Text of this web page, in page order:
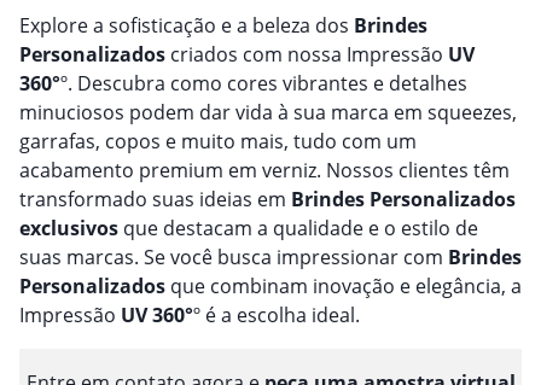
Explore a sofisticação e a beleza dos Brindes
Personalizados criados com nossa Impressão UV
360°º. Descubra como cores vibrantes e detalhes
minuciosos podem dar vida à sua marca em squeezes,
garrafas, copos e muito mais, tudo com um
acabamento premium em verniz. Nossos clientes têm
transformado suas ideias em Brindes Personalizados
exclusivos que destacam a qualidade e o estilo de
suas marcas. Se você busca impressionar com Brindes
Personalizados que combinam inovação e elegância, a
Impressão UV 360°º é a escolha ideal.